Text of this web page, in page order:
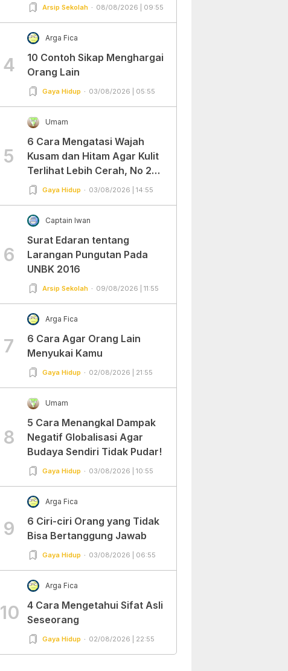
Arsip Sekolah 08/08/2026 | 09:55
4
Arga Fica
10 Contoh Sikap Menghargai
Orang Lain
Gaya Hidup 03/08/2026 | 05:55
5
Umam
6 Cara Mengatasi Wajah
Kusam dan Hitam Agar Kulit
Terlihat Lebih Cerah, No 2
Gampang Banget dan Mudah
Gaya Hidup 03/08/2026 | 14:55
6
Captain Iwan
Surat Edaran tentang
Larangan Pungutan Pada
UNBK 2016
Arsip Sekolah 09/08/2026 | 11:55
7
Arga Fica
6 Cara Agar Orang Lain
Menyukai Kamu
Gaya Hidup 02/08/2026 | 21:55
8
Umam
5 Cara Menangkal Dampak
Negatif Globalisasi Agar
Budaya Sendiri Tidak Pudar!
Gaya Hidup 03/08/2026 | 10:55
9
Arga Fica
6 Ciri-ciri Orang yang Tidak
Bisa Bertanggung Jawab
Gaya Hidup 03/08/2026 | 06:55
10
Arga Fica
4 Cara Mengetahui Sifat Asli
Seseorang
Gaya Hidup 02/08/2026 | 22:55